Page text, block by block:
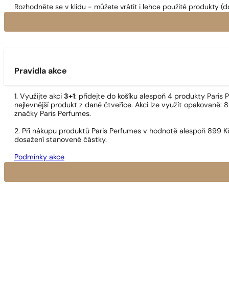
Rozhodněte se v klidu - můžete vrátit i lehce použité produkty
Pravidla akce
1. Využijte akci 3+1: přidejte do košíku alespoň 4 produkty
nejlevnější produkt z dané čtveřice. Akci lze využít opakovaně:
značky Paris Perfumes.
2. Při nákupu produktů Paris Perfumes v hodnotě alespoň
dosažení stanovené částky.
Podmínky akce